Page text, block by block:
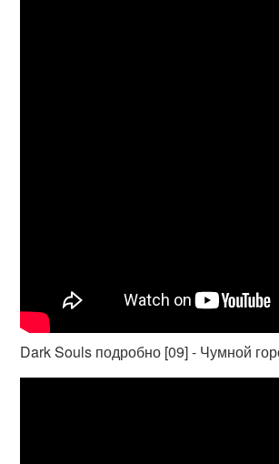
Dark Souls подробно [09] - Чумной